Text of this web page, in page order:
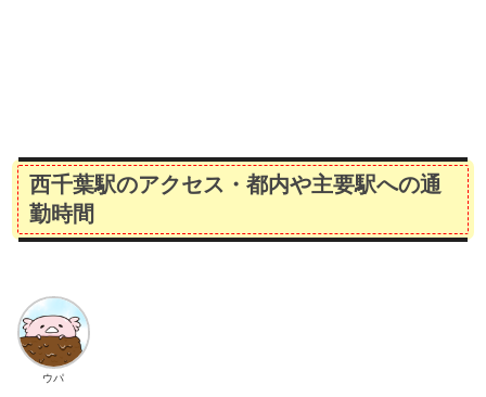
西千葉駅のアクセス・都内や主要駅への通
勤時間
ウパ